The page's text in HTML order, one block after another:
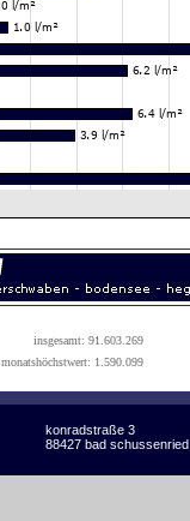
insgesamt: 91.603.269
monatshöchstwert: 1.590.099
konradstraße 3
88427 bad schussenried